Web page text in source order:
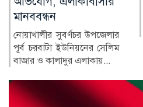
কক্সবাজারের চকরিয়া উপজেলা
বিএনপির সভাপতি এনামুল
হকের বক্তব্যকে কেন্দ্র করে জু...